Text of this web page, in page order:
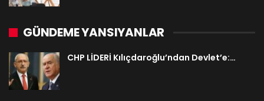
GÜNDEME YANSIYANLAR
CHP LİDERİ Kılıçdaroğlu’ndan Devlet’e:…